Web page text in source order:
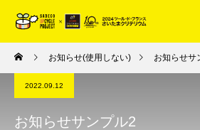
お知らせ(使用しない) お知らせサ
2022.09.12
お知らせサンプル2